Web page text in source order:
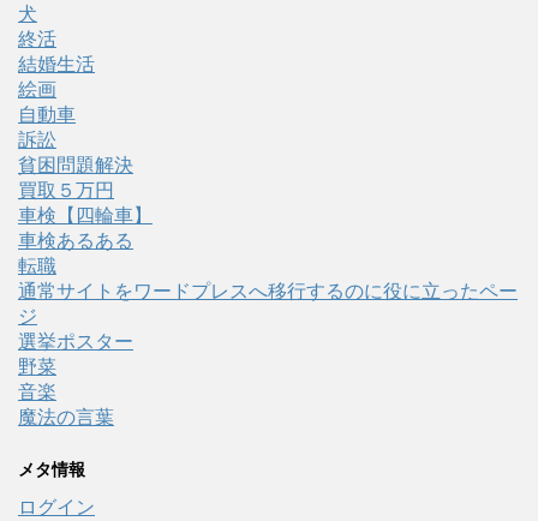
犬
終活
結婚生活
絵画
自動車
訴訟
貧困問題解決
買取５万円
車検【四輪車】
車検あるある
転職
通常サイトをワードプレスへ移行するのに役に立ったペー
ジ
選挙ポスター
野菜
音楽
魔法の言葉
メタ情報
ログイン